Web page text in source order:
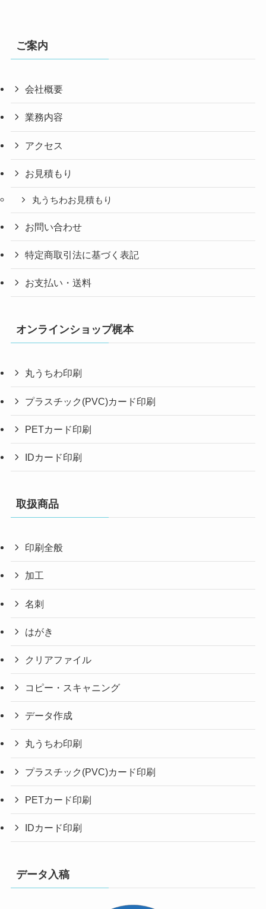
ご案内
会社概要
業務内容
アクセス
お見積もり
丸うちわお見積もり
お問い合わせ
特定商取引法に基づく表記
お支払い・送料
オンラインショップ梶本
丸うちわ印刷
プラスチック(PVC)カード印刷
PETカード印刷
IDカード印刷
取扱商品
印刷全般
加工
名刺
はがき
クリアファイル
コピー・スキャニング
データ作成
丸うちわ印刷
プラスチック(PVC)カード印刷
PETカード印刷
IDカード印刷
データ入稿